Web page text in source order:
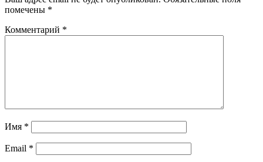
помечены *
Комментарий *
Имя *
Email *